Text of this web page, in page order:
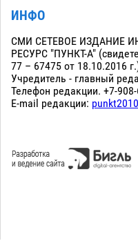
ИНФО
СМИ СЕТЕВОЕ ИЗДАНИЕ
РЕСУРС "ПУНКТ-А"
77 – 67475 от 18.10.2016
Учредитель - главный
Телефон редакции. +7-
E-mail редакции: